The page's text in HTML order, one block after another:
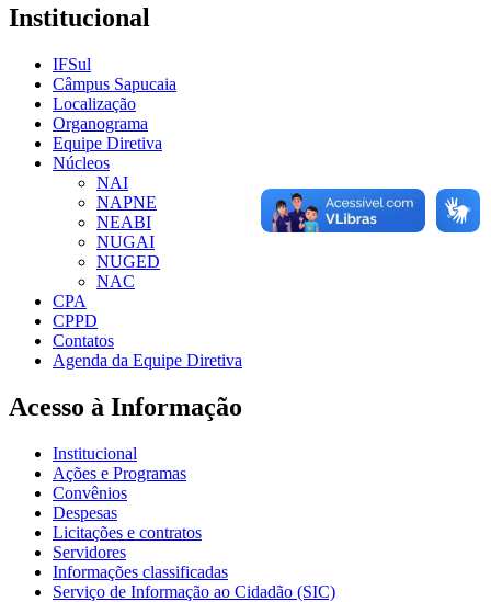
Institucional
IFSul
Câmpus Sapucaia
Localização
Organograma
Equipe Diretiva
Núcleos
NAI
NAPNE
NEABI
NUGAI
NUGED
NAC
CPA
CPPD
Contatos
Agenda da Equipe Diretiva
Acesso à Informação
Institucional
Ações e Programas
Convênios
Despesas
Licitações e contratos
Servidores
Informações classificadas
Serviço de Informação ao Cidadão (SIC)